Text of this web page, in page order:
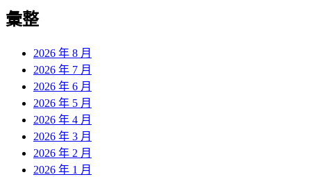
彙整
2026 年 8 月
2026 年 7 月
2026 年 6 月
2026 年 5 月
2026 年 4 月
2026 年 3 月
2026 年 2 月
2026 年 1 月